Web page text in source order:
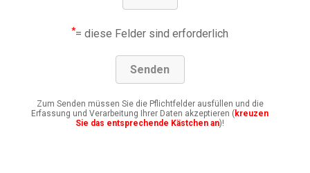
*= diese Felder sind erforderlich
Zum Senden müssen Sie die Pflichtfelder ausfüllen und die
Erfassung und Verarbeitung Ihrer Daten akzeptieren (kreuzen
Sie das entsprechende Kästchen an)!